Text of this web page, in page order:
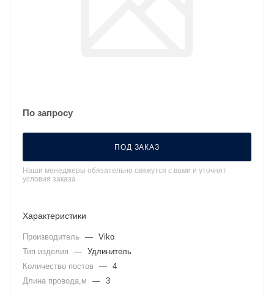
По запросу
ПОД ЗАКАЗ
Наши менеджеры обязательно свяжутся с вами и уточнят
условия заказа
Характеристики
Производитель — Viko
Тип изделия
— Удлинитель
Количество постов
— 4
Длина провода,м
— 3